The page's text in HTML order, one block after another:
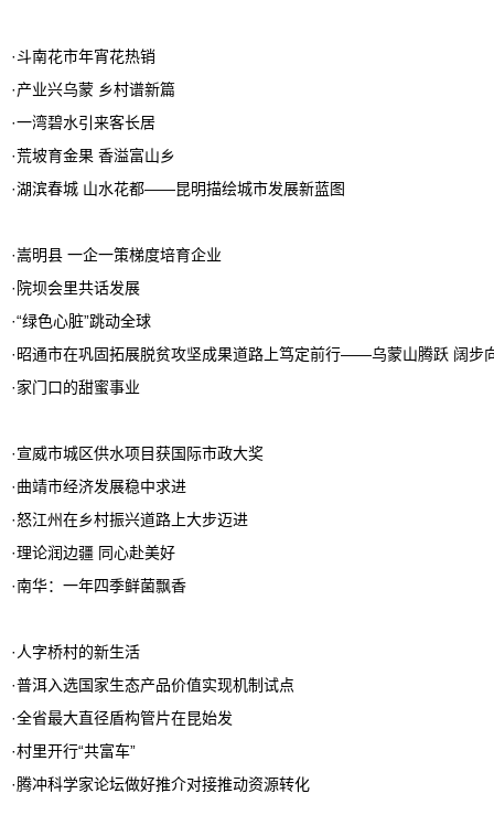
·斗南花市年宵花热销
·产业兴乌蒙 乡村谱新篇
·一湾碧水引来客长居
·荒坡育金果 香溢富山乡
·湖滨春城 山水花都——昆明描绘城市发展新蓝图
·嵩明县 一企一策梯度培育企业
· 院坝会里共话发展
·“绿色心脏”跳动全球
· 昭通市在巩固拓展脱贫攻坚成果道路上笃定前行——乌蒙山腾跃 阔步
·家门口的甜蜜事业
·宣威市城区供水项目获国际市政大奖
·曲靖市经济发展稳中求进
·怒江州在乡村振兴道路上大步迈进
·理论润边疆 同心赴美好
·南华：一年四季鲜菌飘香
· 人字桥村的新生活
·普洱入选国家生态产品价值实现机制试点
·全省最大直径盾构管片在昆始发
·村里开行“共富车”
·腾冲科学家论坛做好推介对接推动资源转化